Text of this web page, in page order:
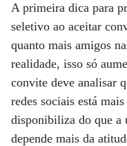
A primeira dica para
seletivo ao aceitar
quanto mais amigos
realidade, isso só
convite deve analisar
redes sociais está
disponibiliza do que a
depende mais da